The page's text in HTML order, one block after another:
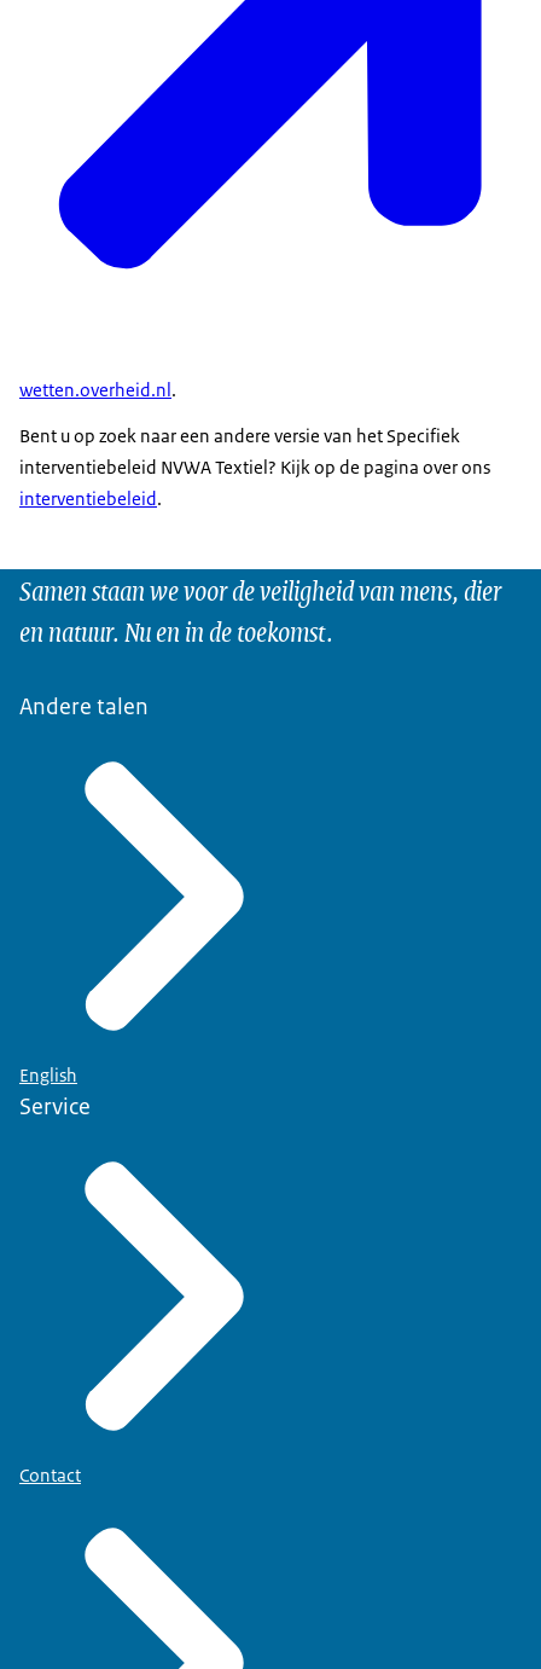
wetten.overheid.nl .
Bent u op zoek naar een andere versie van het Specifiek
interventiebeleid NVWA Textiel? Kijk op de pagina over ons
interventiebeleid.
Samen staan we voor de veiligheid van mens, dier
en natuur. Nu en in de toekomst.
Andere talen
English
Service
Contact